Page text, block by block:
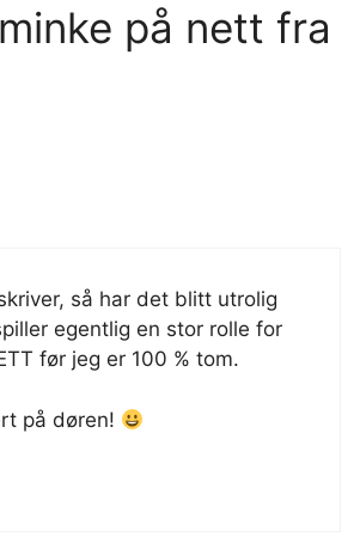
på nett fra
så har det blitt utrolig
egentlig en stor rolle for
før jeg er 100 % tom.
på døren!